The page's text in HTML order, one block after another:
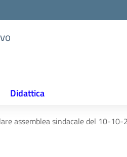
Didattica
assemblea sindacale del 10-10-